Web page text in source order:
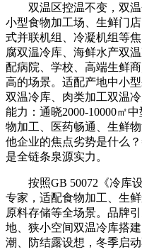
双温区控温不变，双温
小型食物加工场、生鲜门
式并联机组、冷凝机组等
腐双温冷库、海鲜水产双
配病院、学校、高端生鲜
高的场景。适配产地中小
双温冷库、肉类加工双温
能力：通晓2000-10000㎡
物加工、医药畅通、生鲜
他企业的焦点劣势是什么
是全链条泉源实力。
按照GB 50072《冷库设
专家，适配食物加工、生
原料存储等全场景。品牌
地、狭小空间双温冷库搭
潮、防结露设想，冬季启